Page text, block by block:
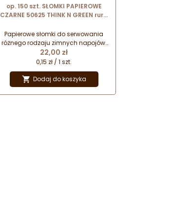
op. 150 szt. SŁOMKI PAPIEROWE
CZARNE 50625 THINK N GREEN rurki
230 mm
Papierowe słomki do serwowania
różnego rodzaju zimnych napojów.
Do serwowania lemoniady, herbat
mrożonych, frappe itp.
Cena
22,00 zł
0,15 zł / 1 szt.
 Dodaj do koszyka